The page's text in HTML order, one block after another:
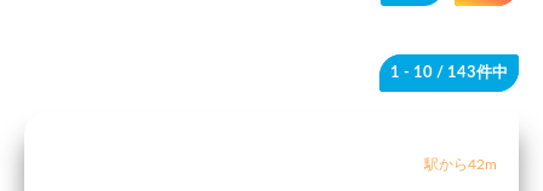
1 - 10 / 143件中
駅から42m